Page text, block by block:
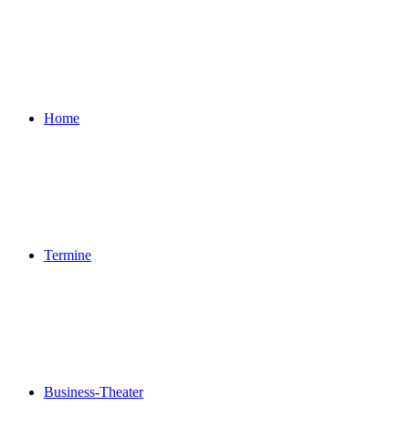
Home
Termine
Business-Theater